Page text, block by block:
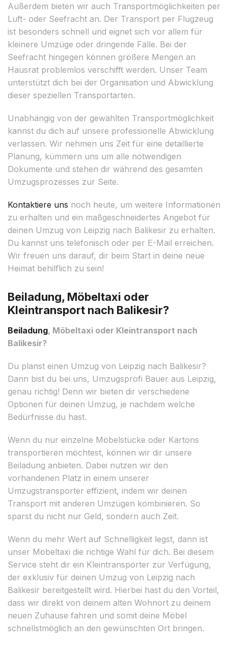
Außerdem bieten wir auch Transportmöglichkeiten per
Luft- oder Seefracht an. Der Transport per Flugzeug
ist besonders schnell und eignet sich vor allem für
kleinere Umzüge oder dringende Fälle. Bei der
Seefracht hingegen können größere Mengen an
Hausrat problemlos verschifft werden. Unser Team
unterstützt dich bei der Organisation und Abwicklung
dieser speziellen Transportarten.
Unabhängig von der gewählten Transportmöglichkeit
kannst du dich auf unsere professionelle Abwicklung
verlassen. Wir nehmen uns Zeit für eine detaillierte
Planung, kümmern uns um alle notwendigen
Dokumente und stehen dir während des gesamten
Umzugsprozesses zur Seite.
Kontaktiere uns noch heute, um weitere Informationen
zu erhalten und ein maßgeschneidertes Angebot für
deinen Umzug von Leipzig nach Balikesir zu erhalten.
Du kannst uns telefonisch oder per E-Mail erreichen.
Wir freuen uns darauf, dir beim Start in deine neue
Heimat behilflich zu sein!
Beiladung, Möbeltaxi oder
Kleintransport nach Balikesir?
Beiladung, Möbeltaxi oder Kleintransport nach
Balikesir?
Du planst einen Umzug von Leipzig nach Balikesir?
Dann bist du bei uns, Umzugsprofi Bauer aus Leipzig,
genau richtig! Denn wir bieten dir verschiedene
Optionen für deinen Umzug, je nachdem welche
Bedürfnisse du hast.
Wenn du nur einzelne Möbelstücke oder Kartons
transportieren möchtest, können wir dir unsere
Beiladung anbieten. Dabei nutzen wir den
vorhandenen Platz in einem unserer
Umzugstransporter effizient, indem wir deinen
Transport mit anderen Umzügen kombinieren. So
sparst du nicht nur Geld, sondern auch Zeit.
Wenn du mehr Wert auf Schnelligkeit legst, dann ist
unser Möbeltaxi die richtige Wahl für dich. Bei diesem
Service steht dir ein Kleintransporter zur Verfügung,
der exklusiv für deinen Umzug von Leipzig nach
Balikesir bereitgestellt wird. Hierbei hast du den Vorteil,
dass wir direkt von deinem alten Wohnort zu deinem
neuen Zuhause fahren und somit deine Möbel
schnellstmöglich an den gewünschten Ort bringen.